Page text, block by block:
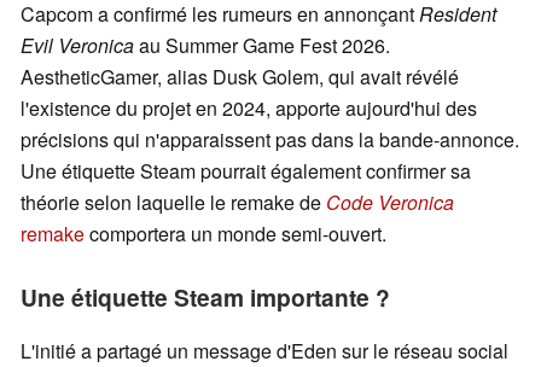
Capcom a confirmé les rumeurs en annonçantResident
Evil Veronicaau Summer Game Fest 2026.
AestheticGamer, alias Dusk Golem, qui avait révélé
l'existence du projet en 2024, apporte aujourd'hui des
précisions qui n'apparaissent pas dans la bande-annonce.
Une étiquette Steam pourrait également confirmer sa
théorie selon laquelle le remake de Code Veronica
remakecomportera un monde semi-ouvert.
Une étiquette Steam importante ?
L'initié a partagé un message d'Eden sur le réseau social